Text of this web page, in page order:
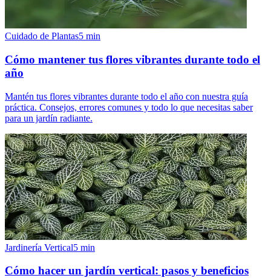
Cuidado de Plantas5 min
Cómo mantener tus flores vibrantes durante todo el
año
Mantén tus flores vibrantes durante todo el año con nuestra guía
práctica. Consejos, errores comunes y todo lo que necesitas saber
para un jardín radiante.
Jardinería Vertical5 min
Cómo hacer un jardín vertical: pasos y beneficios